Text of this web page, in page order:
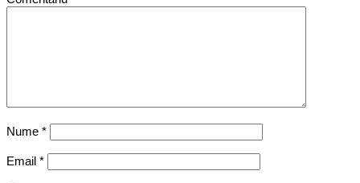
Nume *
Email *